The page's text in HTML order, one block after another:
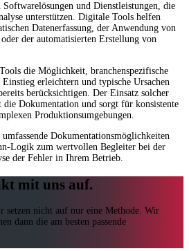
und Dienstleistungen, die
unterstützen. Digitale Tools helfen
Datenerfassung, der Anwendung von
der automatisierten Erstellung von
die Möglichkeit, branchenspezifische
erleichtern und typische Ursachen
berücksichtigen. Der Einsatz solcher
die Dokumentation und sorgt für konsistente
Produktionsumgebungen.
Dokumentationsmöglichkeiten
Logik zum wertvollen Begleiter bei der
der Fehler in Ihrem Betrieb.
mit uns auf.
setzen nicht auf nur eine Methode. Wir
dann die am besten passende